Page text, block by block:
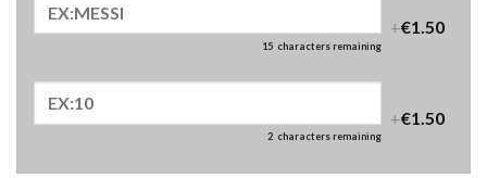
15 characters remaining
+€1.50
2 characters remaining
+€1.50